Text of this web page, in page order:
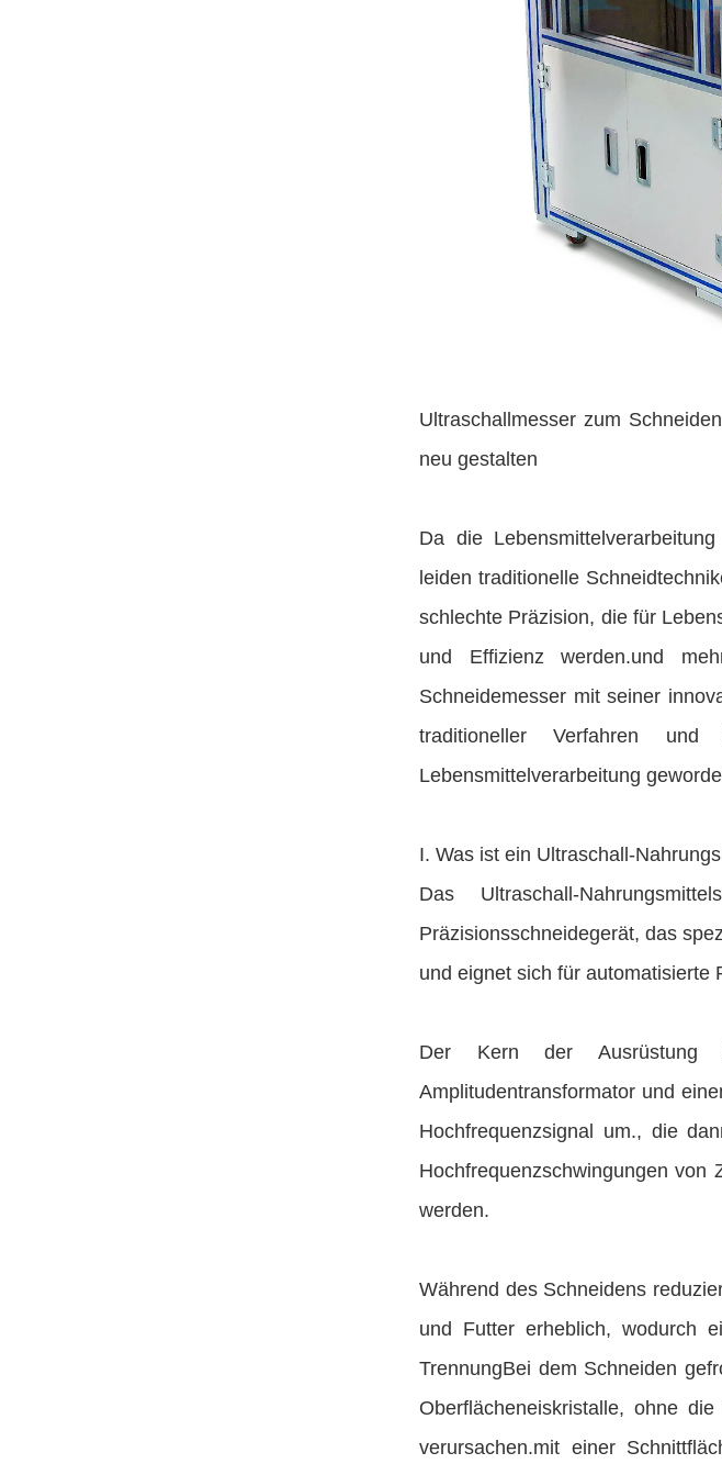
Ultraschallmesser zum
neu gestalten
Da die
leiden traditionelle
schlechte Präzision, die für
und Effizienz werden.und
Schneidemesser mit seiner
traditioneller Verfahren
Lebensmittelverarbeitung
I. Was ist ein Ultraschall-
Das Ultraschall-
Präzisionsschneidegerät, das
und eignet sich für automatisierte
Der Kern der Ausrüstung
Amplitudentransformator und
Hochfrequenzsignal um., die
Hochfrequenzschwingungen von
werden.
Während des Schneidens
und Futter erheblich, wodurch
TrennungBei dem Schneiden
Oberflächeneiskristalle, ohne
verursachen.mit einer